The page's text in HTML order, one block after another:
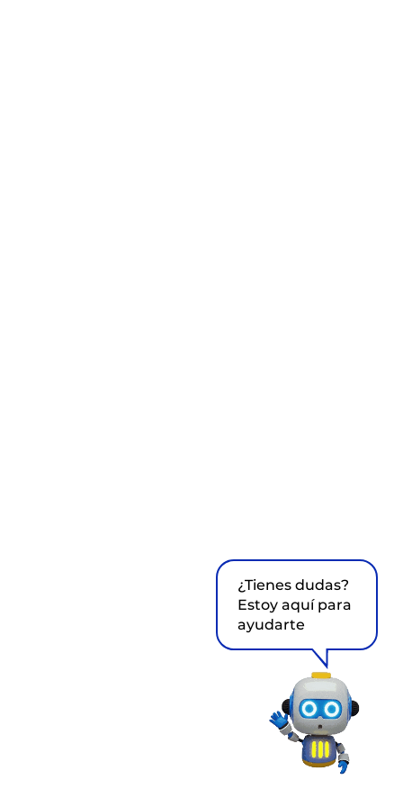
¿Tienes dudas?
Estoy aquí para
ayudarte